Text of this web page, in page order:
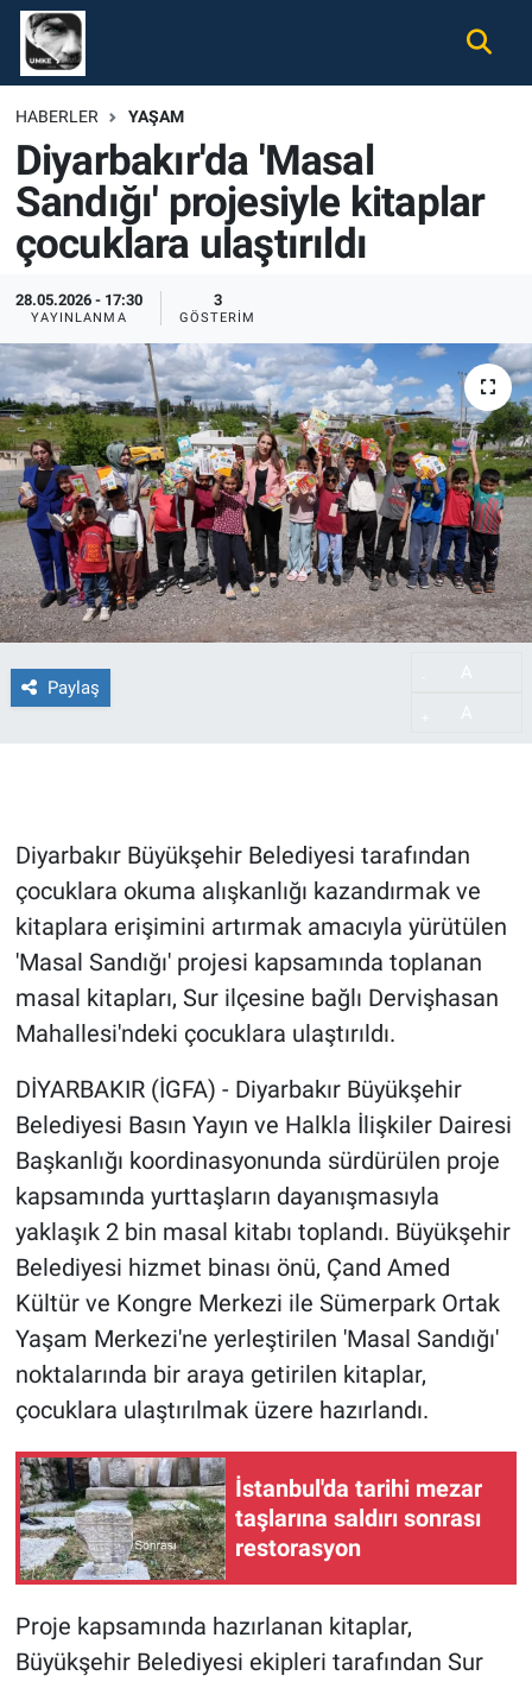
HABERLER YAŞAM
Diyarbakır'da 'Masal
Sandığı' projesiyle kitaplar
çocuklara ulaştırıldı
28.05.2026 - 17:30
YAYINLANMA
3
GÖSTERIM
Paylaş
Diyarbakır Büyükşehir Belediyesi tarafından
çocuklara okuma alışkanlığı kazandırmak ve
kitaplara erişimini artırmak amacıyla yürütülen
'Masal Sandığı' projesi kapsamında toplanan
masal kitapları, Sur ilçesine bağlı Dervişhasan
Mahallesi'ndeki çocuklara ulaştırıldı.
DİYARBAKIR (İGFA) - Diyarbakır Büyükşehir
Belediyesi Basın Yayın ve Halkla İlişkiler Dairesi
Başkanlığı koordinasyonunda sürdürülen proje
kapsamında yurttaşların dayanışmasıyla
yaklaşık 2 bin masal kitabı toplandı. Büyükşehir
Belediyesi hizmet binası önü, Çand Amed
Kültür ve Kongre Merkezi ile Sümerpark Ortak
Yaşam Merkezi'ne yerleştirilen 'Masal Sandığı'
noktalarında bir araya getirilen kitaplar,
çocuklara ulaştırılmak üzere hazırlandı.
İstanbul'da tarihi mezar
taşlarına saldırı sonrası
restorasyon
Proje kapsamında hazırlanan kitaplar,
Büyükşehir Belediyesi ekipleri tarafından Sur
Gündem
Ekonomi
Spor
Tüm Haberler
İletişim
Künye
Nöbetçi Eczaneler
Hava Durumu
Namaz Vakitleri
Süper Lig Puan Durumu ve Fikstür
Tüm Manşetler
Son Dakika Haberleri
Haber Arşivi